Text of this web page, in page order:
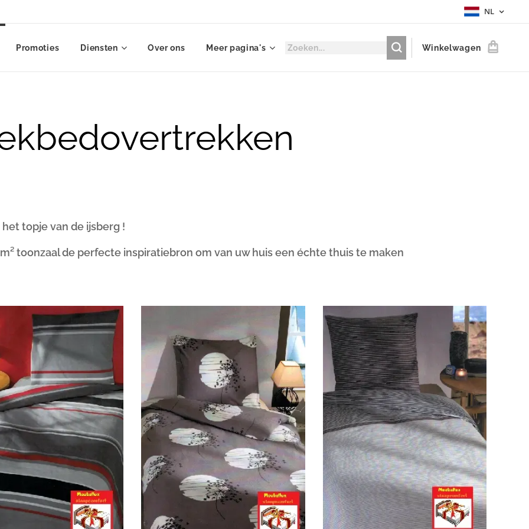
NL
Promoties Diensten Over ons Meer pagina's Winkelwagen
topje van de ijsberg !
toonzaal de perfecte inspiratiebron om van uw huis een échte thuis te maken